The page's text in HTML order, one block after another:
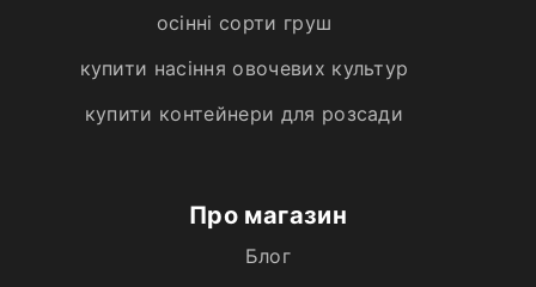
осінні сорти груш
купити насіння овочевих культур
купити контейнери для розсади
Про магазин
Блог